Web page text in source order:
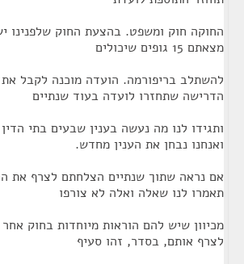
החוקה חוק ומשפט. בהצעת החוק שלפנינו
מצאתם 15 גופים שיכולים
להשתלב בריפורמה. הועדה מוכנה לקבל
הדרישה שתחזרו לועדה בעוד שנתיים
ותגידו לנו מה נעשה בענין שבעים בתי
ואנחנו נבחן את הענין מחדש.
אם נראה שתוך שנתיים הצלחתם לצרף את
תאמרו לנו שאלה ואלה לא צורפו
מכיוון שיש להם הוראות מיוחדות בחוק
לצרף אותם, בסדר, זהו סעיף